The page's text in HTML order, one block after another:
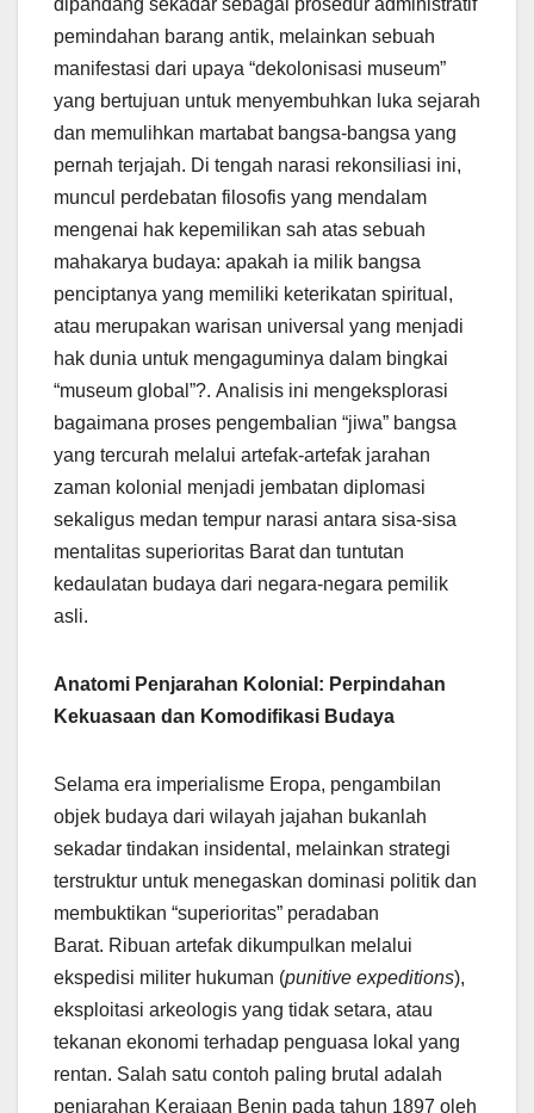
pemindahan barang antik, melainkan sebuah
manifestasi dari upaya “dekolonisasi museum”
yang bertujuan untuk menyembuhkan luka sejarah
dan memulihkan martabat bangsa-bangsa yang
pernah terjajah. Di tengah narasi rekonsiliasi ini,
muncul perdebatan filosofis yang mendalam
mengenai hak kepemilikan sah atas sebuah
mahakarya budaya: apakah ia milik bangsa
penciptanya yang memiliki keterikatan spiritual,
atau merupakan warisan universal yang menjadi
hak dunia untuk mengaguminya dalam bingkai
“museum global”?. Analisis ini mengeksplorasi
bagaimana proses pengembalian “jiwa” bangsa
yang tercurah melalui artefak-artefak jarahan
zaman kolonial menjadi jembatan diplomasi
sekaligus medan tempur narasi antara sisa-sisa
mentalitas superioritas Barat dan tuntutan
kedaulatan budaya dari negara-negara pemilik
asli.
Anatomi Penjarahan Kolonial: Perpindahan
Kekuasaan dan Komodifikasi Budaya
Selama era imperialisme Eropa, pengambilan
objek budaya dari wilayah jajahan bukanlah
sekadar tindakan insidental, melainkan strategi
terstruktur untuk menegaskan dominasi politik dan
membuktikan “superioritas” peradaban
Barat. Ribuan artefak dikumpulkan melalui
ekspedisi militer hukuman (punitive expeditions),
eksploitasi arkeologis yang tidak setara, atau
tekanan ekonomi terhadap penguasa lokal yang
rentan. Salah satu contoh paling brutal adalah
penjarahan Kerajaan Benin pada tahun 1897 oleh